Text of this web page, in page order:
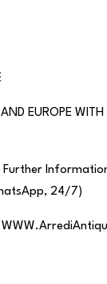
EUROPE
Further
24/7)